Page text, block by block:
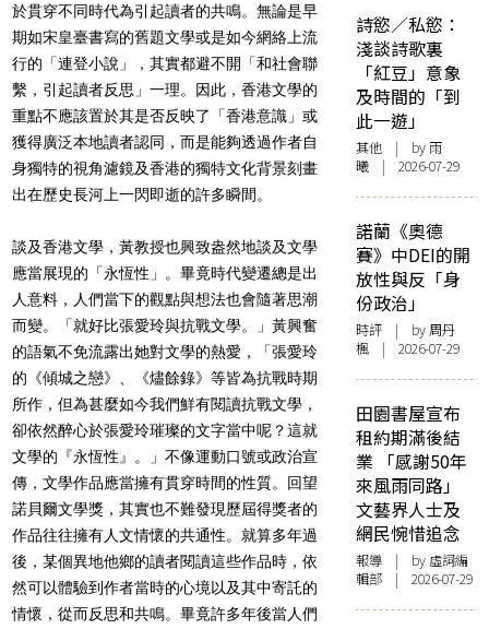
於貫穿不同時代為引起讀者的共鳴。無論是早
期如宋皇臺書寫的舊題文學或是如今網絡上流
行的「連登小說」，其實都避不開「和社會聯
繫，引起讀者反思」一理。因此，香港文學的
重點不應該置於其是否反映了「香港意識」或
獲得廣泛本地讀者認同，而是能夠透過作者自
身獨特的視角濾鏡及香港的獨特文化背景刻畫
出在歷史長河上一閃即逝的許多瞬間。
談及香港文學，黃教授也興致盎然地談及文學
應當展現的「永恆性」。畢竟時代變遷總是出
人意料，人們當下的觀點與想法也會隨著思潮
而變。「就好比張愛玲與抗戰文學。」黃興奮
的語氣不免流露出她對文學的熱愛，「張愛玲
的《傾城之戀》、《燼餘錄》等皆為抗戰時期
所作，但為甚麼如今我們鮮有閱讀抗戰文學，
卻依然醉心於張愛玲璀璨的文字當中呢？這就
文學的『永恆性』。」不像運動口號或政治宣
傳，文學作品應當擁有貫穿時間的性質。回望
諾貝爾文學獎，其實也不難發現歷屆得獎者的
作品往往擁有人文情懷的共通性。就算多年過
後，某個異地他鄉的讀者閱讀這些作品時，依
然可以體驗到作者當時的心境以及其中寄託的
情懷，從而反思和共鳴。畢竟許多年後當人們
詩慾／私慾：
淺談詩歌裏
「紅豆」意象
及時間的「到
此一遊」
其他 | by 雨
曦 | 2026-07-29
諾蘭《奧德
賽》中DEI的開
放性與反「身
份政治」
時評 | by周丹
楓 | 2026-07-29
田園書屋宣布
租約期滿後結
業 「感謝50年
來風雨同路」
文藝界人士及
網民惋惜追念
報導 | by 虛詞編
輯部 | 2026-07-29